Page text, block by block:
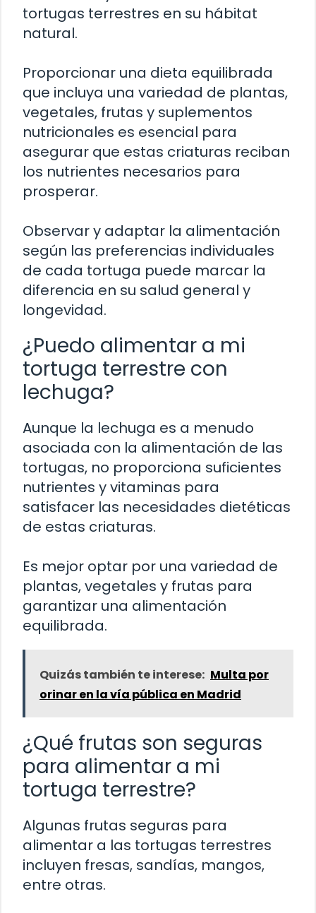
tortugas terrestres en su hábitat
natural.
Proporcionar una dieta equilibrada
que incluya una variedad de plantas,
vegetales, frutas y suplementos
nutricionales es esencial para
asegurar que estas criaturas reciban
los nutrientes necesarios para
prosperar.
Observar y adaptar la alimentación
según las preferencias individuales
de cada tortuga puede marcar la
diferencia en su salud general y
longevidad.
¿Puedo alimentar a mi
tortuga terrestre con
lechuga?
Aunque la lechuga es a menudo
asociada con la alimentación de las
tortugas, no proporciona suficientes
nutrientes y vitaminas para
satisfacer las necesidades dietéticas
de estas criaturas.
Es mejor optar por una variedad de
plantas, vegetales y frutas para
garantizar una alimentación
equilibrada.
Quizás también te interese: Multa por
orinar en la vía pública en Madrid
¿Qué frutas son seguras
para alimentar a mi
tortuga terrestre?
Algunas frutas seguras para
alimentar a las tortugas terrestres
incluyen fresas, sandías, mangos,
entre otras.